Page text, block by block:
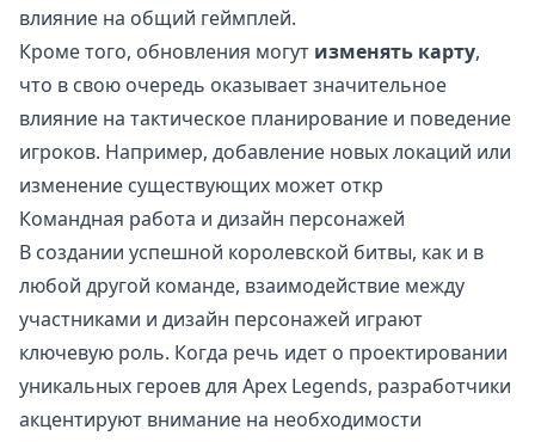
влияние на общий геймплей.
Кроме того, обновления могут изменять карту,
что в свою очередь оказывает значительное
влияние на тактическое планирование и поведение
игроков. Например, добавление новых локаций или
изменение существующих может откр
Командная работа и дизайн персонажей
В создании успешной королевской битвы, как и в
любой другой команде, взаимодействие между
участниками и дизайн персонажей играют
ключевую роль. Когда речь идет о проектировании
уникальных героев для Apex Legends, разработчики
акцентируют внимание на необходимости